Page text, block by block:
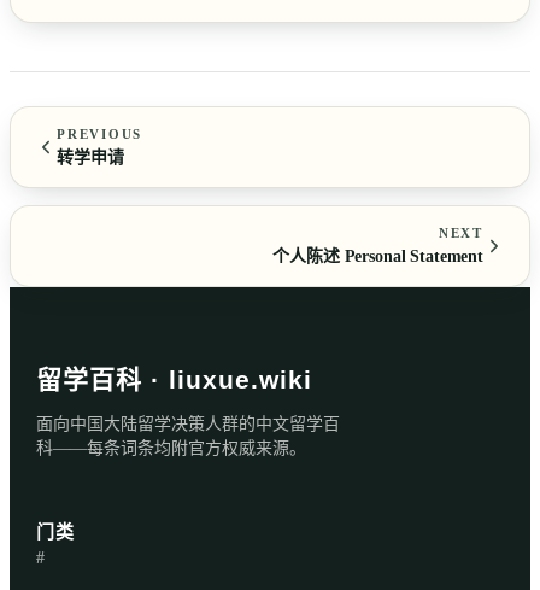
PREVIOUS
转学申请
NEXT
个人陈述 Personal Statement
留学百科 · liuxue.wiki
面向中国大陆留学决策人群的中文留学百
科——每条词条均附官方权威来源。
门类
#